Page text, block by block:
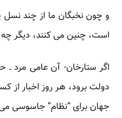
و چون نخبگان ما از چند نسل
است، چنین می کنند، دیگر چه
اگر ستارخان- آن عامی مرد
دولت برود، هر روز اخبار از
‏جهان برای “نظام” جاسوسی